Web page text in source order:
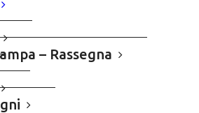
– Rassegna